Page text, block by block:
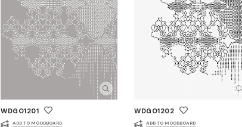
WDGO1201
ADD TO MOODBOARD
WDGO1202
ADD TO MOODBOARD